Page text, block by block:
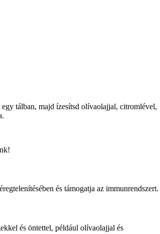
tálban, majd ízesítsd olívaolajjal, citromlével,
és támogatja az immunrendszert.
és öntettel, például olívaolajjal és